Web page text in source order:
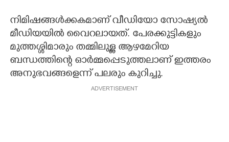
നിമിഷങ്ങൾക്കകമാണ് വീഡിയോ സോഷ്യൽ
മീഡിയയിൽ വൈറലായത്. പേരക്കുട്ടികളും
മുത്തശ്ശിമാരും തമ്മിലുള്ള ആഴമേറിയ
ബന്ധത്തിന്റെ ഓർമ്മപ്പെടുത്തലാണ് ഇത്തരം
അനുഭവങ്ങളെന്ന് പലരും കുറിച്ചു.
ADVERTISEMENT